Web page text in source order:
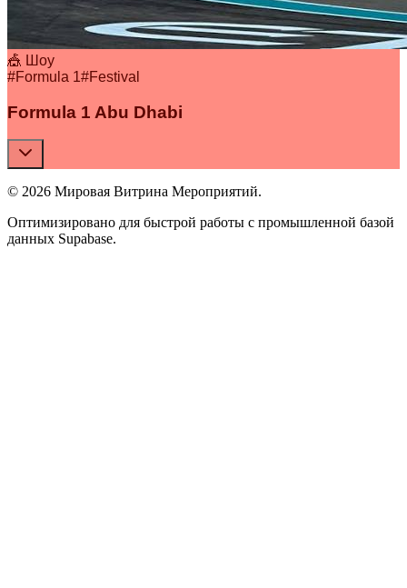
🎪 Шоу
#Formula 1#Festival
Formula 1 Abu Dhabi
© 2026 Мировая Витрина Мероприятий.
Оптимизировано для быстрой работы с промышленной базой
данных Supabase.